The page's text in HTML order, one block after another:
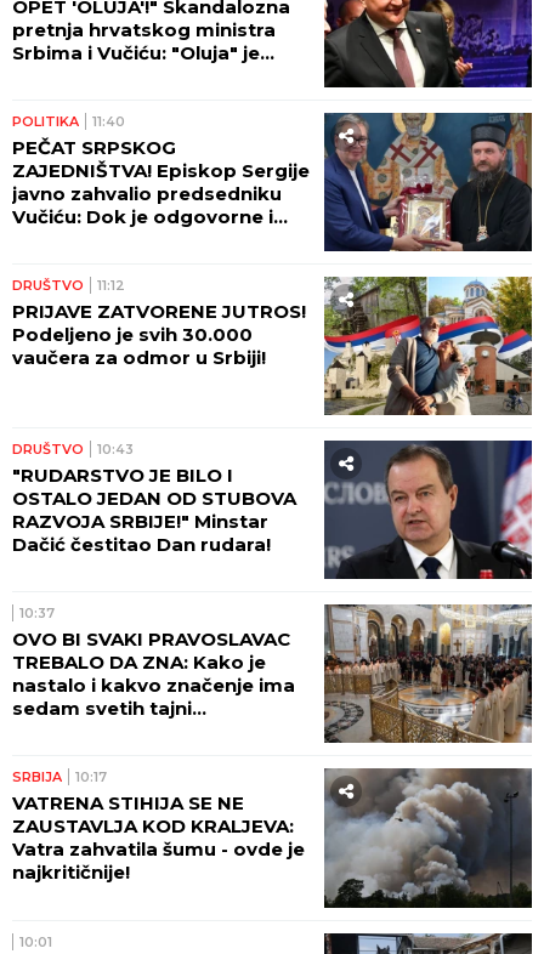
OPET 'OLUJA'!" Skandalozna
pretnja hrvatskog ministra
Srbima i Vučiću: "Oluja" je
POLITIKA 11:40
PEČAT SRPSKOG
ZAJEDNIŠTVA! Episkop Sergije
javno zahvalio predsedniku
Vučiću: Dok je odgovorne i
DRUŠTVO 11:12
PRIJAVE ZATVORENE JUTROS!
Podeljeno je svih 30.000
vaučera za odmor u Srbiji!
DRUŠTVO 10:43
"RUDARSTVO JE BILO I
OSTALO JEDAN OD STUBOVA
RAZVOJA SRBIJE!" Minstar
Dačić čestitao Dan rudara!
10:37
OVO BI SVAKI PRAVOSLAVAC
TREBALO DA ZNA: Kako je
nastalo i kakvo značenje ima
sedam svetih tajni
SRBIJA 10:17
VATRENA STIHIJA SE NE
ZAUSTAVLJA KOD KRALJEVA:
Vatra zahvatila šumu - ovde je
najkritičnije!
10:01